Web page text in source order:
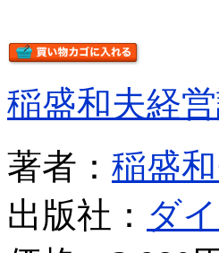
稲盛和夫経
著者： 稲盛
出版社： ダ